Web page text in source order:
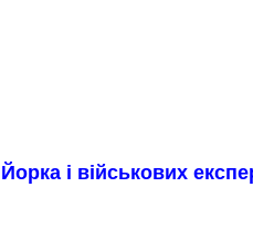
і військових